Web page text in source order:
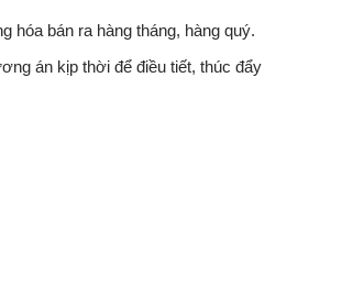
hóa bán ra hàng tháng, hàng quý.
án kịp thời để điều tiết, thúc đẩy